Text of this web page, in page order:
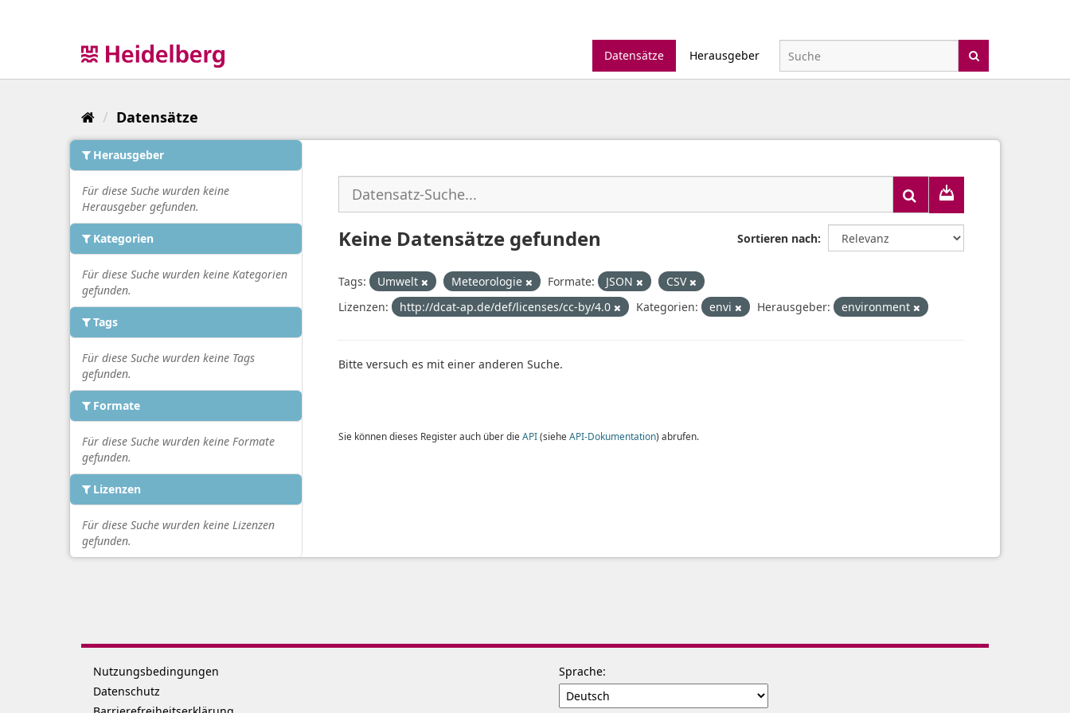
Datensätze
Herausgeber
Datensätze
Herausgeber
Für diese Suche wurden keine
Herausgeber gefunden.
Kategorien
Für diese Suche wurden keine Kategorien
gefunden.
Tags
Für diese Suche wurden keine Tags
gefunden.
Formate
Für diese Suche wurden keine Formate
gefunden.
Lizenzen
Für diese Suche wurden keine Lizenzen
gefunden.
Sortieren nach
Keine Datensätze gefunden
Tags: Umwelt Meteorologie Formate: JSON
CSV
Lizenzen:
http://dcat-ap.de/def/licenses/cc-by/4.0 Kategorien: envi Herausgeber: environment
Bitte versuch es mit einer anderen Suche.
Sie können dieses Register auch über die API(siehe API-Dokumentation) abrufen.
Nutzungsbedingungen
Datenschutz
Sprache